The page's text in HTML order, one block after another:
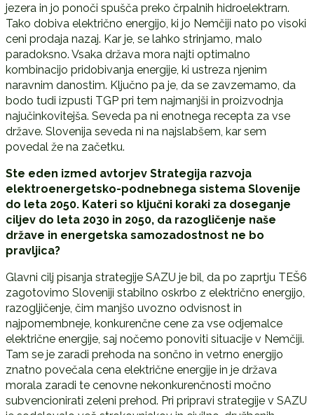
jezera in jo ponoči spušča preko črpalnih hidroelektrarn.
Tako dobiva električno energijo, ki jo Nemčiji nato po visoki
ceni prodaja nazaj. Kar je, se lahko strinjamo, malo
paradoksno. Vsaka država mora najti optimalno
kombinacijo pridobivanja energije, ki ustreza njenim
naravnim danostim. Ključno pa je, da se zavzemamo, da
bodo tudi izpusti TGP pri tem najmanjši in proizvodnja
najučinkovitejša. Seveda pa ni enotnega recepta za vse
države. Slovenija seveda ni na najslabšem, kar sem
povedal že na začetku.
Ste eden izmed avtorjev Strategija razvoja
elektroenergetsko-podnebnega sistema Slovenije
do leta 2050. Kateri so ključni koraki za doseganje
ciljev do leta 2030 in 2050, da razogličenje naše
države in energetska samozadostnost ne bo
pravljica?
Glavni cilj pisanja strategije SAZU je bil, da po zaprtju TEŠ6
zagotovimo Sloveniji stabilno oskrbo z električno energijo,
razogljičenje, čim manjšo uvozno odvisnost in
najpomembneje, konkurenčne cene za vse odjemalce
električne energije, saj nočemo ponoviti situacije v Nemčiji.
Tam se je zaradi prehoda na sončno in vetrno energijo
znatno povečala cena električne energije in je država
morala zaradi te cenovne nekonkurenčnosti močno
subvencionirati zeleni prehod. Pri pripravi strategije v SAZU